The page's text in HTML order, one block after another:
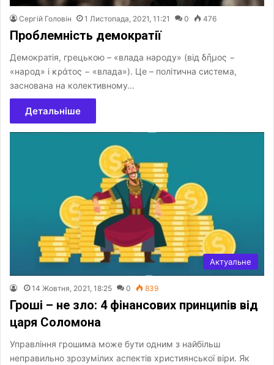
Сергій Головін 1 Листопада, 2021, 11:21 0 476
Проблемність демократії
Демократія, грецькою – «влада народу» (від δῆμος −
«народ» і κράτος − «влада»). Це – політична система,
заснована на колективному…
Детальніше
Актуальне
14 Жовтня, 2021, 18:25 0 839
Гроші – не зло: 4 фінансових принципів від
царя Соломона
Управління грошима може бути одним з найбільш
неправильно зрозумілих аспектів християнської віри. Як